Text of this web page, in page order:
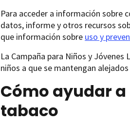
Para acceder a información sobre
datos, informe y otros recursos
que información sobre uso y
La Campaña para Niños y Jóvenes
niños a que se mantengan
Cómo ayudar
tabaco